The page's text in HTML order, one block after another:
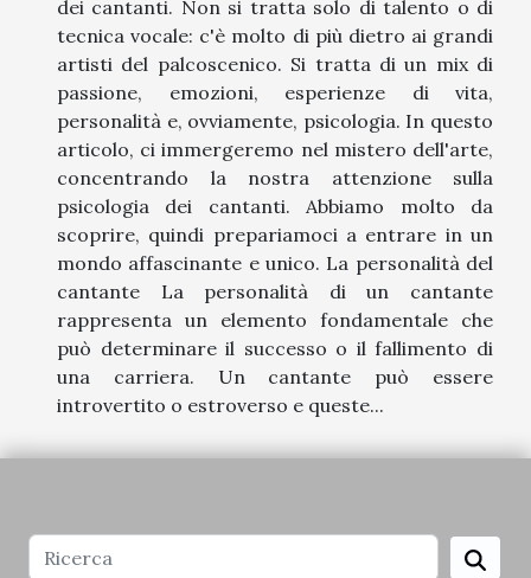
dei cantanti. Non si tratta solo di talento o di
tecnica vocale: c'è molto di più dietro ai grandi
artisti del palcoscenico. Si tratta di un mix di
passione, emozioni, esperienze di vita,
personalità e, ovviamente, psicologia. In questo
articolo, ci immergeremo nel mistero dell'arte,
concentrando la nostra attenzione sulla
psicologia dei cantanti. Abbiamo molto da
scoprire, quindi prepariamoci a entrare in un
mondo affascinante e unico. La personalità del
cantante La personalità di un cantante
rappresenta un elemento fondamentale che
può determinare il successo o il fallimento di
una carriera. Un cantante può essere
introvertito o estroverso e queste...